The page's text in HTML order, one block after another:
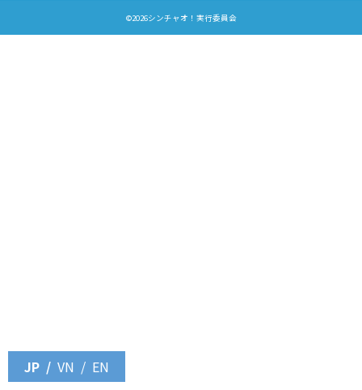
©2026シンチャオ！実行委員会